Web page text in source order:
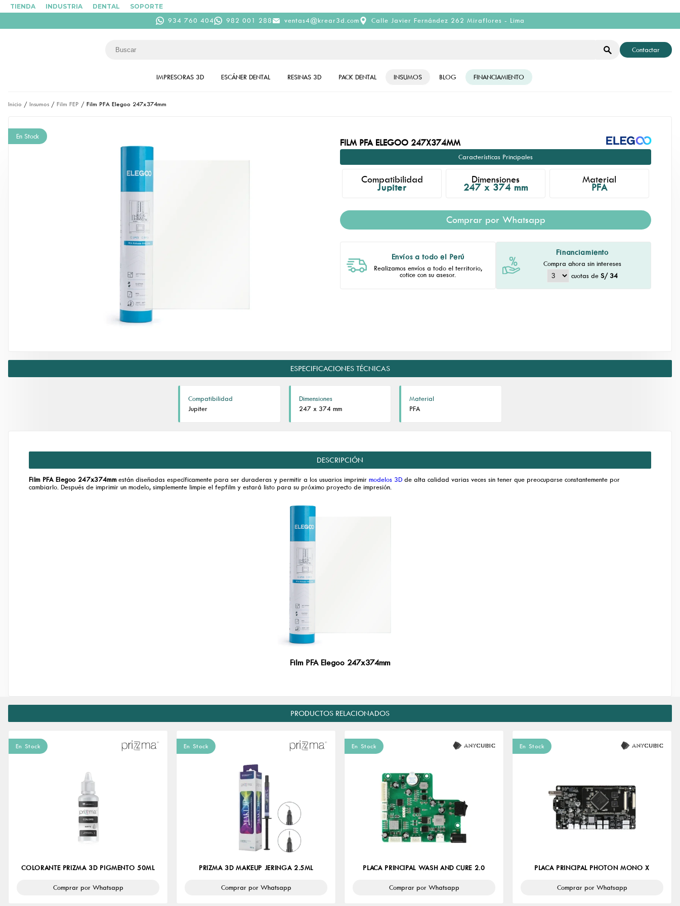
TIENDA INDUSTRIA DENTAL
SOPORTE
934 760 404
982 001 288 ventas4@krear3d.com Calle Javier Fernández 262 Miraflores - Lima
Contactar
IMPRESORAS 3D ESCÁNER DENTAL RESINAS 3D PACK DENTAL INSUMOS BLOG FINANCIAMIENTO
Inicio / Insumos / Film FEP / Film PFA Elegoo 247x374mm
En Stock
FILM PFA ELEGOO 247X374MM
Características Principales
Compatibilidad
Jupiter
Dimensiones
247 x 374 mm
Material
PFA
Comprar por Whatsapp
Envíos a todo el Perú
Realizamos envíos a todo el territorio,
cotice con su asesor.
Financiamiento
Compra ahora sin intereses
cuotas de S/ 34
ESPECIFICACIONES TÉCNICAS
Compatibilidad
Jupiter
Dimensiones
247 x 374 mm
Material
PFA
DESCRIPCIÓN
Film PFA Elegoo 247x374mmestán diseñadas específicamente para ser duraderas y permitir a los usuarios imprimir modelos 3D de alta calidad varias veces sin tener que preocuparse constantemente por
cambiarlo. Después de imprimir un modelo, simplemente limpie el fepfilm y estará listo para su próximo proyecto de impresión.
Film PFA Elegoo 247x374mm
PRODUCTOS RELACIONADOS
En Stock
COLORANTE PRIZMA 3D PIGMENTO 50ML
Comprar por Whatsapp
En Stock
PRIZMA 3D MAKEUP JERINGA 2.5ML
Comprar por Whatsapp
En Stock
PLACA PRINCIPAL WASH AND CURE 2.0
Comprar por Whatsapp
En Stock
PLACA PRINCIPAL PHOTON MONO X
Comprar por Whatsapp